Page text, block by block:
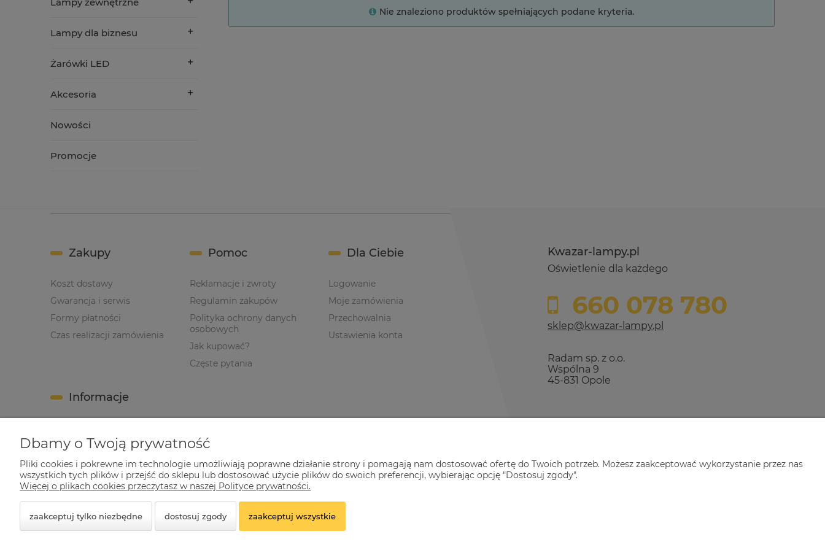
Lampy dla biznesu
Żarówki LED
Akcesoria
Nowości
Promocje
Nie znaleziono produktów spełniających podane kryteria.
Kwazar-lampy.pl
Oświetlenie dla każdego
660 078 780
sklep@kwazar-lampy.pl
Radam sp. z o.o.
Wspólna 9
45-831 Opole
Zakupy
Koszt dostawy
Gwarancja i serwis
Formy płatności
Czas realizacji zamówienia
Pomoc
Reklamacje i zwroty
Regulamin zakupów
Polityka ochrony danych
osobowych
Jak kupować?
Częste pytania
Dla Ciebie
Logowanie
Moje zamówienia
Przechowalnia
Ustawienia konta
Informacje
Nota prawna
Kontakt
Blog
Dbamy o Twoją prywatność
Pliki cookies i pokrewne im technologie umożliwiają poprawne działanie strony i pomagają nam dostosować ofertę do Twoich potrzeb. Możesz zaakceptować wykorzystanie przez nas
wszystkich tych plików i przejść do sklepu lub dostosować użycie plików do swoich preferencji, wybierając opcję "Dostosuj zgody".
Więcej o plikach cookies przeczytasz w naszej Polityce prywatności.
zaakceptuj tylko niezbędne dostosuj zgody zaakceptuj wszystkie